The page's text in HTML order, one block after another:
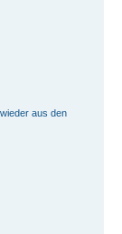
aus den